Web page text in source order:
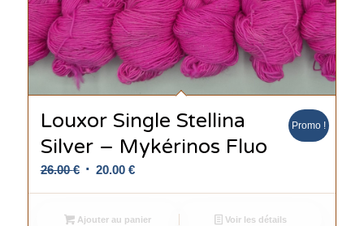
Louxor Single Stellina
Silver – Mykérinos Fluo
26.00€ Le 20.00 €Le
Promo !
Ajouter au panier Voir les détails